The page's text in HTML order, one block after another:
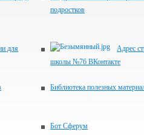
подростков
для
Адрес
школы №76 ВКонтакте
Библиотека полезных
Бот Сферум